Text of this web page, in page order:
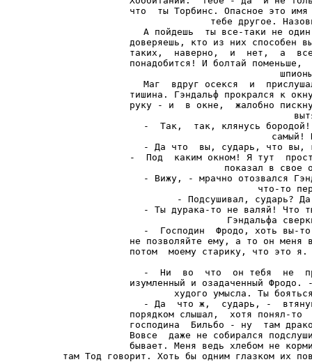
что  ты Торбинс. Опасное это
тебе другое.
А пойдешь  ты все-таки не
доверяешь, кто из них способен
таких,  наверно,  и  нет,  а
понадобится! И болтай
Маг  вдруг осекся  и
тишина. Гэндальф прокрался к
руку - и  в окне,  жалобно
-  Так,  так, клянусь
самый!
- Да что  вы, сударь, что вы,
-  Под  каким окном! Я тут
показал в свое
- Вижу, - мрачно отозвался
что-то
- Подсушивал, сударь?
- Ты дурака-то не валяй! Что
Гэндальфа
-  Господин  Фродо, хоть вы-
не позволяйте ему, а то он меня
потом  моему старику, что это
-  Ни  во  что  он тебя  не
изумленный и озадаченный
худого умысла. Ты
- Да  что ж,  сударь, -
порядком слышал,  хотя понял-
господина  Бильбо - ну  там
Вовсе  даже не собирался
бывает. Меня ведь хлебом не
там Тод говорит. Хоть бы одним глазком их